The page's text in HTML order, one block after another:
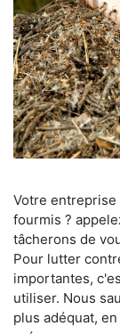
Votre entreprise
fourmis ?
tâcherons de
Pour lutter
importantes,
utiliser. Nous
plus adéquat,